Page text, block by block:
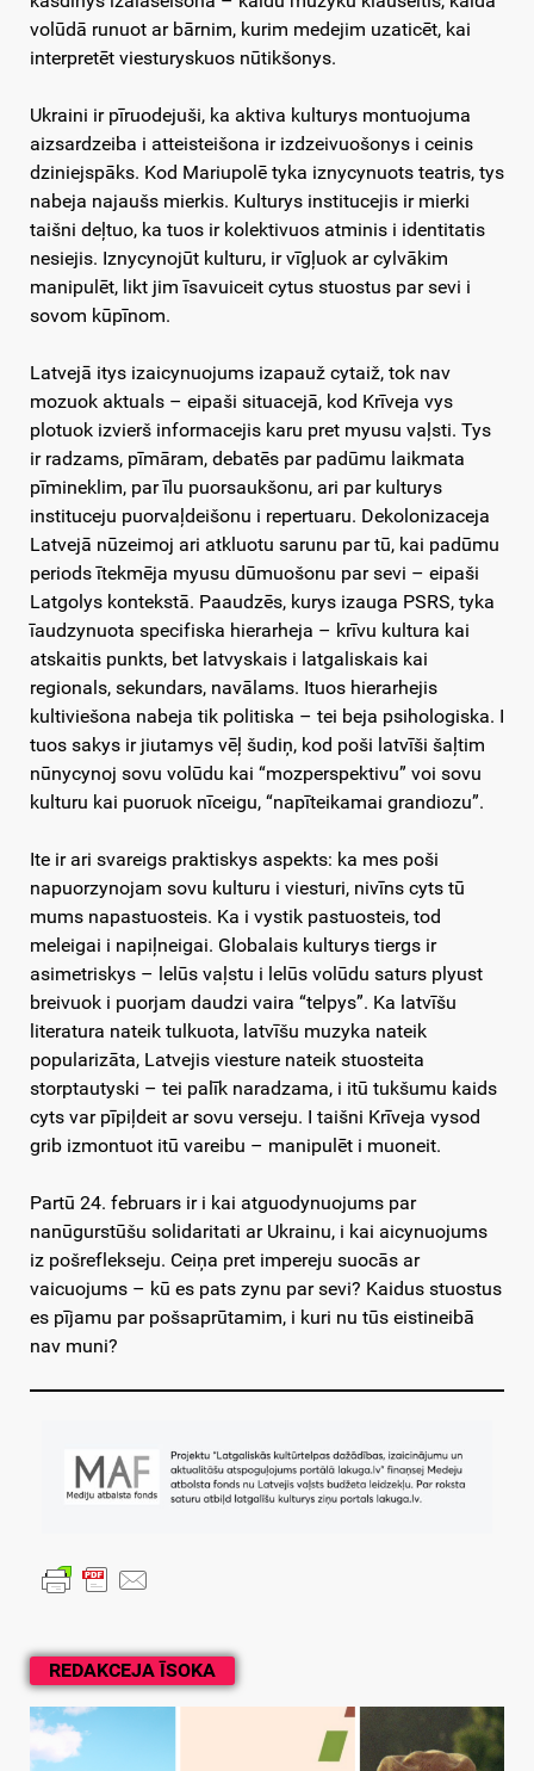
REDAKCEJA ĪSOKA
volūdā runuot ar bārnim, kurim medejim uzaticēt, kai
interpretēt viesturyskuos nūtikšonys.
Ukraini ir pīruodejuši, ka aktiva kulturys montuojuma
aizsardzeiba i atteisteišona ir izdzeivuošonys i ceinis
dziniejspāks. Kod Mariupolē tyka iznycynuots teatris, tys
nabeja najaušs mierkis. Kulturys institucejis ir mierki
taišni deļtuo, ka tuos ir kolektivuos atminis i identitatis
nesiejis. Iznycynojūt kulturu, ir vīgļuok ar cylvākim
manipulēt, likt jim īsavuiceit cytus stuostus par sevi i
sovom kūpīnom.
Latvejā itys izaicynuojums izapauž cytaiž, tok nav
mozuok aktuals – eipaši situacejā, kod Krīveja vys
plotuok izvierš informacejis karu pret myusu vaļsti. Tys
ir radzams, pīmāram, debatēs par padūmu laikmata
pīmineklim, par īlu puorsaukšonu, ari par kulturys
instituceju puorvaļdeišonu i repertuaru. Dekolonizaceja
Latvejā nūzeimoj ari atkluotu sarunu par tū, kai padūmu
periods ītekmēja myusu dūmuošonu par sevi – eipaši
Latgolys kontekstā. Paaudzēs, kurys izauga PSRS, tyka
īaudzynuota specifiska hierarheja – krīvu kultura kai
atskaitis punkts, bet latvyskais i latgaliskais kai
regionals, sekundars, navālams. Ituos hierarhejis
kultiviešona nabeja tik politiska – tei beja psihologiska. I
tuos sakys ir jiutamys vēļ šudiņ, kod poši latvīši šaļtim
nūnycynoj sovu volūdu kai “mozperspektivu” voi sovu
kulturu kai puoruok nīceigu, “napīteikamai grandiozu”.
Ite ir ari svareigs praktiskys aspekts: ka mes poši
napuorzynojam sovu kulturu i viesturi, nivīns cyts tū
mums napastuosteis. Ka i vystik pastuosteis, tod
meleigai i napiļneigai. Globalais kulturys tiergs ir
asimetriskys – lelūs vaļstu i lelūs volūdu saturs plyust
breivuok i puorjam daudzi vaira “telpys”. Ka latvīšu
literatura nateik tulkuota, latvīšu muzyka nateik
popularizāta, Latvejis viesture nateik stuosteita
storptautyski – tei palīk naradzama, i itū tukšumu kaids
cyts var pīpiļdeit ar sovu verseju. I taišni Krīveja vysod
grib izmontuot itū vareibu – manipulēt i muoneit.
Partū 24. februars ir i kai atguodynuojums par
nanūgurstūšu solidaritati ar Ukrainu, i kai aicynuojums
iz pošreflekseju. Ceiņa pret impereju suocās ar
vaicuojums – kū es pats zynu par sevi? Kaidus stuostus
es pījamu par pošsaprūtamim, i kuri nu tūs eistineibā
nav muni?